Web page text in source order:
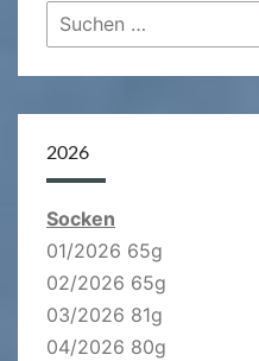
Suchen
nach:
2026
Socken
01/2026 65g
02/2026 65g
03/2026 81g
04/2026 80g